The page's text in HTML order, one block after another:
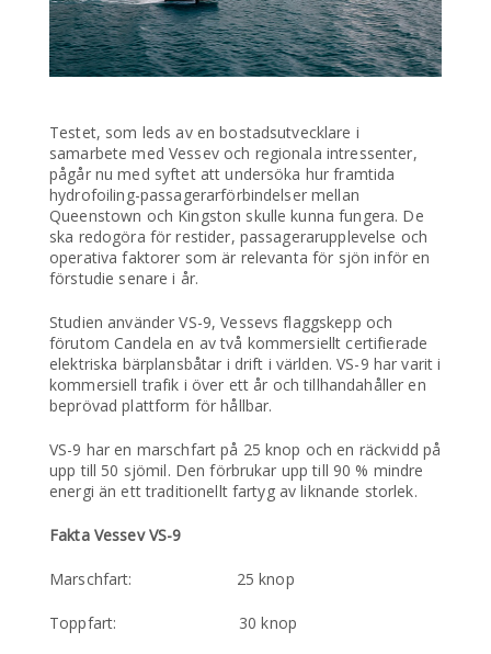
Testet, som leds av en bostadsutvecklare i
samarbete med Vessev och regionala intressenter,
pågår nu med syftet att undersöka hur framtida
hydrofoiling-passagerarförbindelser mellan
Queenstown och Kingston skulle kunna fungera. De
ska redogöra för restider, passagerarupplevelse och
operativa faktorer som är relevanta för sjön inför en
förstudie senare i år.
Studien använder VS-9, Vessevs flaggskepp och
förutom Candela en av två kommersiellt certifierade
elektriska bärplansbåtar i drift i världen. VS-9 har varit i
kommersiell trafik i över ett år och tillhandahåller en
beprövad plattform för hållbar.
VS-9 har en marschfart på 25 knop och en räckvidd på
upp till 50 sjömil. Den förbrukar upp till 90 % mindre
energi än ett traditionellt fartyg av liknande storlek.
Fakta Vessev VS-9
Marschfart: 25 knop
Toppfart: 30 knop